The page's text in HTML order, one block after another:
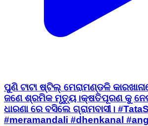
ପୁଣି ଟାଟା ଷ୍ଟିଲ୍ ମେରାମଣ୍ଡଳି
ଜଣେ ଶ୍ରମିକ ମୃତ୍ୟୁ।କ୍ଷତିପୂରଣ କୁ
ଧାରଣା ରେ ବସିଲେ ଗ୍ରାମବାସୀ।
#meramandali #dhenkanal